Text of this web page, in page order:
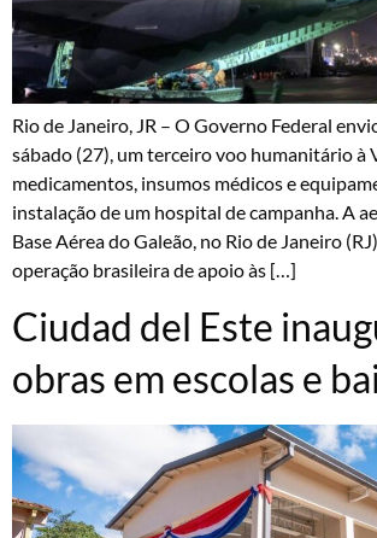
Rio de Janeiro, JR – O Governo Federal
sábado (27), um terceiro voo humanitário à
medicamentos, insumos médicos e
instalação de um hospital de campanha. A
Base Aérea do Galeão, no Rio de Janeiro
operação brasileira de apoio às […]
Ciudad del Este
obras em escolas e